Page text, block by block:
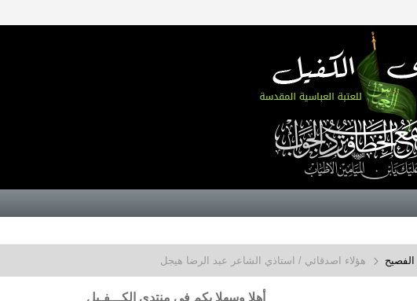
هؤلاء اصدقائي / استاذي الشاعر عبد الرضا هيجل
أهلا وسهلا بكم في منتدى الكـــفـيل